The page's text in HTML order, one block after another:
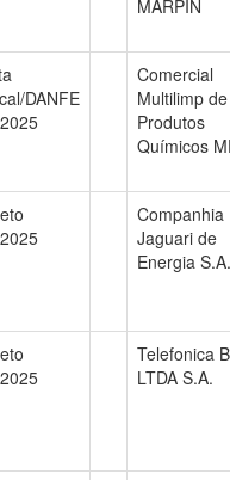
MARPIN
DANFE
Comercial
Multilimp de
Produtos
Químicos
Companhia
Jaguari de
Energia S.A.
Telefonica
LTDA S.A.